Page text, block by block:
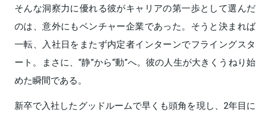
そんな洞察力に優れる彼がキャリアの第一歩として選んだ
のは、意外にもベンチャー企業であった。そうと決まれば
一転、入社日をまたず内定者インターンでフライングスタ
ート。まさに、“静”から“動”へ。彼の人生が大きくうねり始
めた瞬間である。
新卒で入社したグッドルームで早くも頭角を現し、2年目に